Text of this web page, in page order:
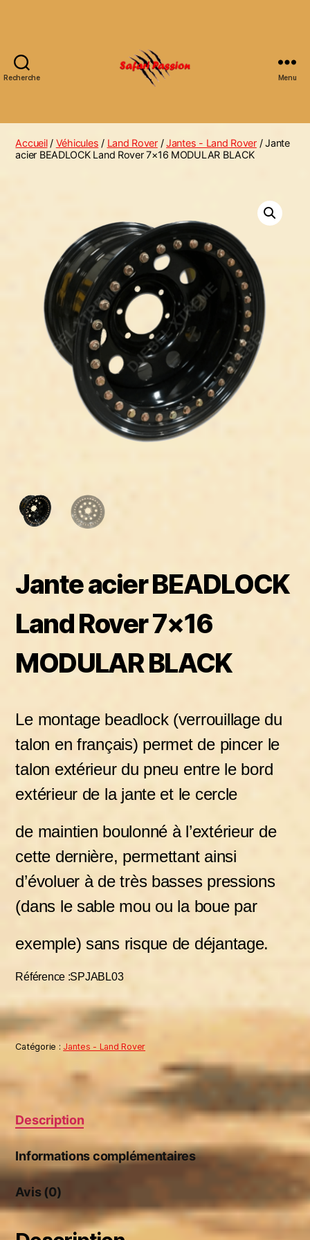
Recherche Menu
Accueil/ Véhicules / Land Rover/Jantes - Land Rover/ Jante
acier BEADLOCK Land Rover 7×16 MODULAR BLACK
Jante acier BEADLOCK
Land Rover 7×16
MODULAR BLACK
Le montage beadlock (verrouillage du
talon en français) permet de pincer le
talon extérieur du pneu entre le bord
extérieur de la jante et le cercle
de maintien boulonné à l’extérieur de
cette dernière, permettant ainsi
d’évoluer à de très basses pressions
(dans le sable mou ou la boue par
exemple) sans risque de déjantage.
Référence :SPJABL03
Catégorie : Jantes - Land Rover
Description
Informations complémentaires
Avis (0)